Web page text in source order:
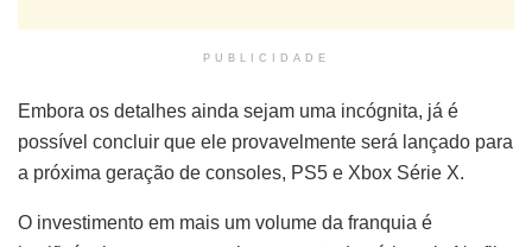
PUBLICIDADE
Embora os detalhes ainda sejam uma incógnita, já é
possível concluir que ele provavelmente será lançado para
a próxima geração de consoles, PS5 e Xbox Série X.
O investimento em mais um volume da franquia é